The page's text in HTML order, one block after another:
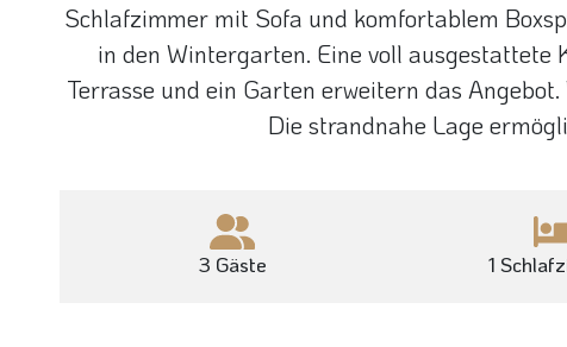
Schlafzimmer mit Sofa und komfortablem
in den Wintergarten. Eine voll ausgestattete
Terrasse und ein Garten erweitern das
Die strandnahe Lage
3 Gäste 1